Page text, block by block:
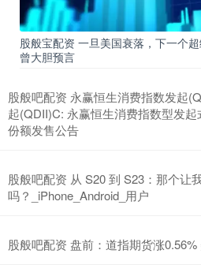
股般宝配资 一旦美国衰落，下一个
曾大胆预言
股般吧配资 永赢恒生消费指数发起
起(QDII)C: 永赢恒生消费指数型发
份额发售公告
股般吧配资 从 S20 到 S23：那个让
吗？_iPhone_Android_用户
股般吧配资 盘前：道指期货涨